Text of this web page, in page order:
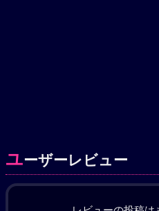
ユーザーレビュー